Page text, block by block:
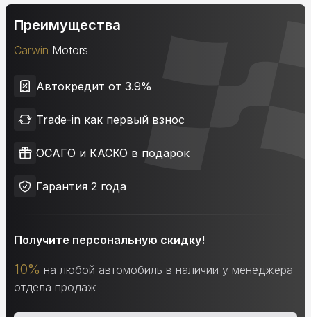
Преимущества
Carwin Motors
Автокредит от 3.9%
Trade-in как первый взнос
ОСАГО и КАСКО в подарок
Гарантия 2 года
Получите персональную скидку!
10% на любой автомобиль в наличии у менеджера
отдела продаж